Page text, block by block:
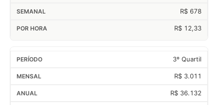
R$ 678
R$ 12,33
3º Quartil
R$ 3.011
R$ 36.132